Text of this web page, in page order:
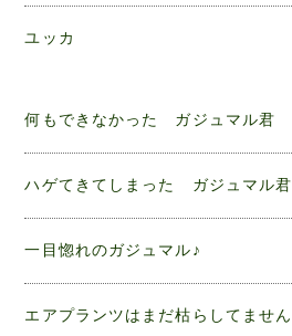
ユッカ
何もできなかった ガジュマル君
ハゲてきてしまった ガジュマル君
一目惚れのガジュマル♪
エアプランツはまだ枯らしてません